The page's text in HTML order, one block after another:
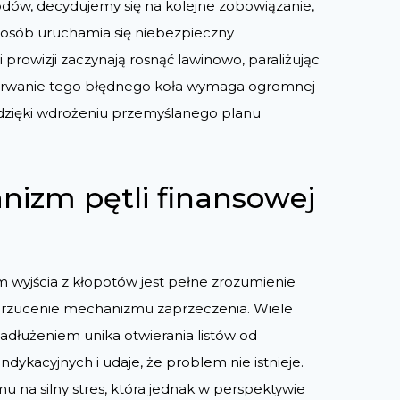
decydujemy się na kolejne zobowiązanie,
uruchamia się niebezpieczny
zaczynają rosnąć lawinowo, paraliżując
tego błędnego koła wymaga ogromnej
wdrożeniu przemyślanego planu
pętli finansowej
z kłopotów jest pełne zrozumienie
mechanizmu zaprzeczenia. Wiele
unika otwierania listów od
i udaje, że problem nie istnieje.
na silny stres, która jednak w perspektywie